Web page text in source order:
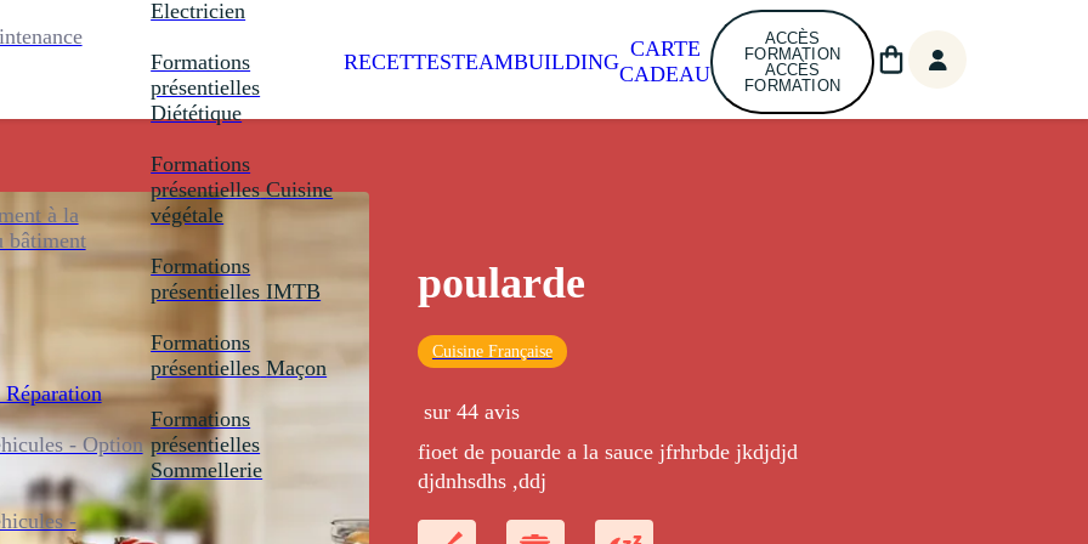
à la
bâtiment
- Option
-
Electricien
Formations
présentielles
Diététique
Formations
présentielles Cuisine
végétale
Formations
présentielles IMTB
Formations
présentielles Maçon
Formations
présentielles
Sommellerie
RECETTESTEAMBUILDING
CARTE
CADEAU
ACCÈS
FORMATION
ACCÈS
FORMATION
poularde
Cuisine Française
sur 44 avis
fioet de pouarde a la sauce jfrhrbde jkdjdjd
djdnhsdhs ,ddj